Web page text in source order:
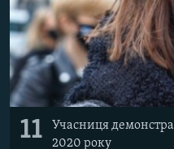
11
Учасниця
2020 року